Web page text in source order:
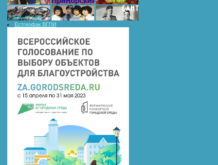
Естгеофак ВГПИ